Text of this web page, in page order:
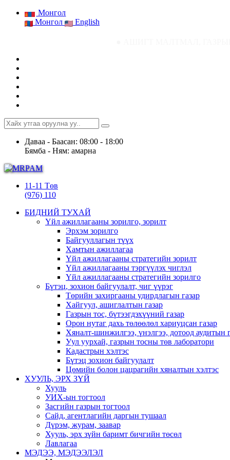
Монгол
Монгол
English
Даваа - Баасан: 08:00 - 18:00
Бямба - Ням: амарна
11-11 Төв
(976) 110
БИДНИЙ ТУХАЙ
Үйл ажиллагааны зорилго, зорилт
Эрхэм зорилго
Байгууллагын түүх
Хамтын ажиллагаа
Үйл ажиллагааны стратегийн зорилт
Үйл ажиллагааны тэргүүлэх чиглэл
Үйл ажиллагааны стратегийн зорилго
Бүтэц, зохион байгуулалт, чиг үүрэг
Төрийн захиргааны удирдлагын газар
Хайгуул, ашиглалтын газар
Газрын тос, бүтээгдэхүүний газар
Орон нутаг дахь төлөөлөл хариуцсан газар
Хяналт-шинжилгээ, үнэлгээ, дотоод аудитын
Уул уурхай, газрын тосны төв лаборатори
Кадастрын хэлтэс
Бүтэц зохион байгуулалт
Цөмийн болон цацрагийн хяналтын хэлтэс
ХУУЛЬ, ЭРХ ЗҮЙ
Хууль
УИХ-ын тогтоол
Засгийн газрын тогтоол
Сайд, агентлагийн даргын тушаал
Дүрэм, журам, заавар
Хууль, эрх зүйн баримт бичгийн төсөл
Лавлагаа
МЭДЭЭ, МЭДЭЭЛЭЛ